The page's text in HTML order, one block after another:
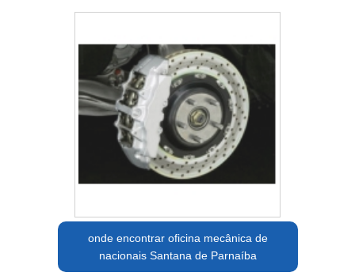
onde encontrar oficina mecânica de
nacionais Santana de Parnaíba